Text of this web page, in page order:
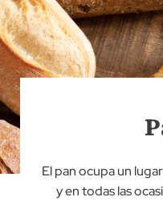
El pan ocupa un
y en todas las